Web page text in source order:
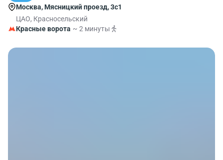
Москва, Мясницкий проезд, 3с1
ЦАО, Красносельский
Красные ворота ~ 2 минуты